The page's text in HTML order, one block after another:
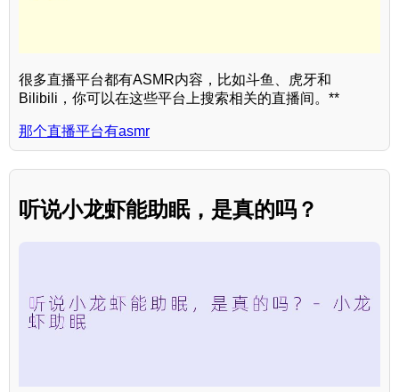
很多直播平台都有ASMR内容，比如斗鱼、虎牙和
Bilibili，你可以在这些平台上搜索相关的直播间。**
那个直播平台有asmr
听说小龙虾能助眠，是真的吗？